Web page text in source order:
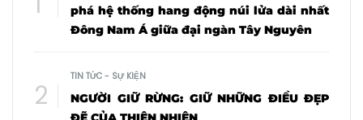
phá hệ thống hang động núi lửa dài nhất
Đông Nam Á giữa đại ngàn Tây Nguyên
TIN TỨC - SỰ KIỆN
NGƯỜI GIỮ RỪNG: GIỮ NHỮNG ĐIỀU ĐẸP